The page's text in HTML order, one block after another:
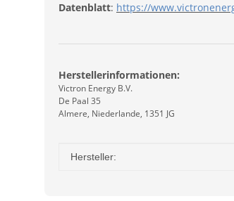
Datenblatt: https://
Herstellerinformationen:
Victron Energy B.V.
De Paal 35
Almere, Niederlande, 1351 JG
Produkteigenschaft
Wert
Hersteller: